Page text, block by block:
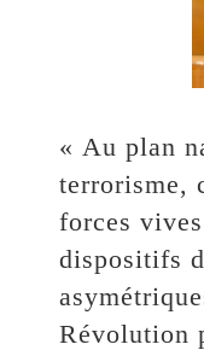
« Au plan
terrorisme,
forces
dispositifs
Révolution